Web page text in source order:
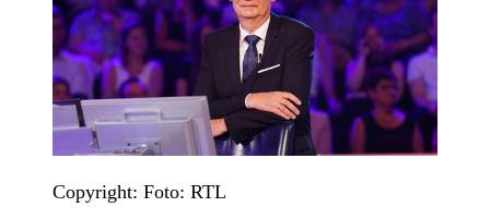
Copyright: Foto: RTL